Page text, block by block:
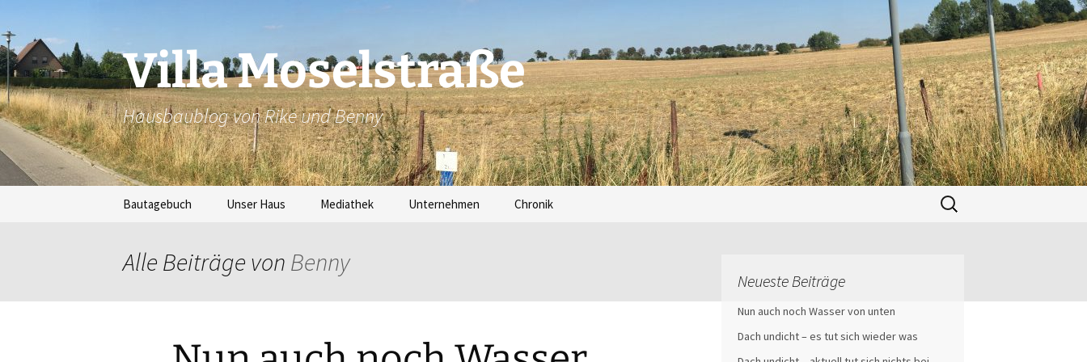
Inhalt
springen
Villa Moselstraße
Hausbaublog von Rike und Benny
Bautagebuch Unser Haus Mediathek Unternehmen Chronik
Suchen
nach:
Alle Beiträge von Benny
Neueste Beiträge
Nun auch noch Wasser von unten
Dach undicht – es tut sich wieder was